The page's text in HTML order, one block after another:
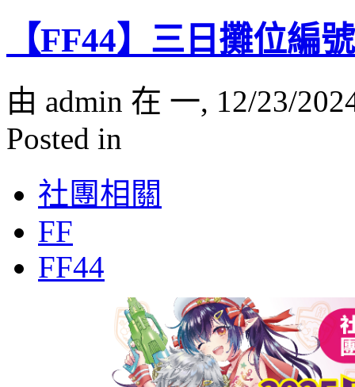
【FF44】三日攤位編
由 admin 在 一, 12/23/
Posted in
社團相關
FF
FF44